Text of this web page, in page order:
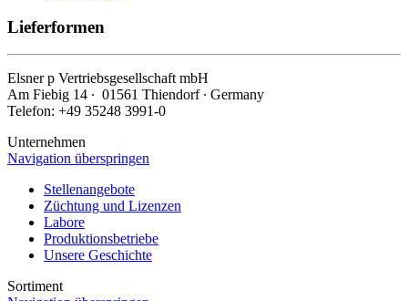
Lieferformen
Elsnerp Vertriebsgesellschaft mbH
Am Fiebig 14 ∙ 01561 Thiendorf ∙ Germany
Telefon: +49 35248 3991-0
Unternehmen
Navigation überspringen
Stellenangebote
Züchtung und Lizenzen
Labore
Produktionsbetriebe
Unsere Geschichte
Sortiment